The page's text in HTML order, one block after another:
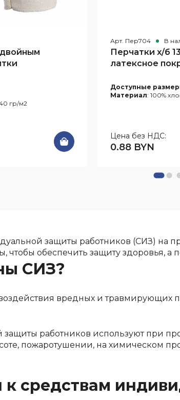
гр/м2
Арт. Пер704 В
Перчатки х/б
латексное
Доступные
Материал: 100%
Цена без НДС:
0.88 BYN
защиты работников (СИЗ) на
обеспечить защиту здоровья, а
СИЗ?
вредных и травмирующих
работников используют при
пожаротушении, на химическом
к средствам